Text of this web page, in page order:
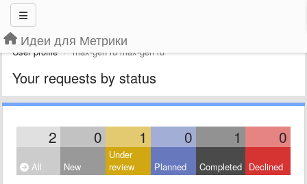
Идеи для Метрики
User profile max-gen ru max-gen ru
Your requests by status
2 0 1 0 1 0
All New
Under
review
Planned Completed Declined